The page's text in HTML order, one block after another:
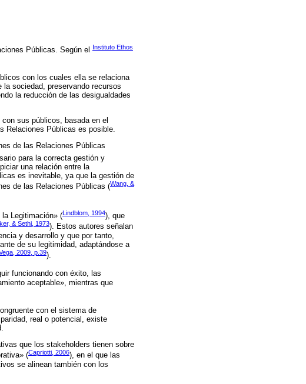
Públicas. Según el
Instituto Ethos
con los cuales ella se relaciona
sociedad, preservando recursos
la reducción de las desigualdades
sus públicos, basada en el
Relaciones Públicas es posible.
de las Relaciones Públicas
para la correcta gestión y
una relación entre la
es inevitable, ya que la gestión de
de las Relaciones Públicas (Wang, &
la Legitimación» (Lindblom, 1994), que
& Sethi, 1973). Estos autores señalan
y desarrollo y que por tanto,
de su legitimidad, adaptándose a
2009, p.39).
funcionando con éxito, las
aceptable», mientras que
con el sistema de
real o potencial, existe
que los stakeholders tienen sobre
(Capriotti, 2006), en el que las
se alinean también con los